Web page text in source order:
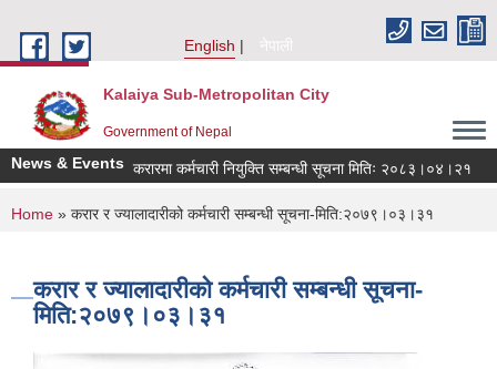
English
नेपाली
Kalaiya Sub-Metropolitan City
Government of Nepal
News & Eventsकरारमा कर्मचारी नियुक्ति सम्बन्धी सूचना मितिः २०८३।०४।२१
You are here
Home » करार र ज्यालादारीको कर्मचारी सम्बन्धी सूचना-मिति:२०७९।०३।३१
करार र ज्यालादारीको कर्मचारी सम्बन्धी सूचना-
मिति:२०७९।०३।३१